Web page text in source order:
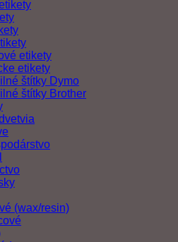
etikety
etikety
štítky Dymo
štítky Brother
(wax/resin)